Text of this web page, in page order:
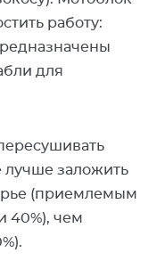
работу:
для
лучше заложить
(приемлемым
40%), чем